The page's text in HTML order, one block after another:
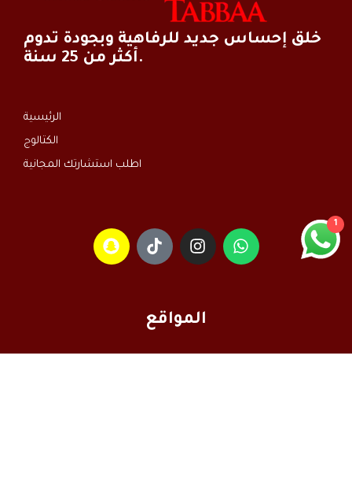
خلق إحساس جديد للرفاهية وبجودة تدوم
أكثر من 25 سنة.
الرئيسية
الكتالوج
اطلب استشارتك المجانية
المواقع
1